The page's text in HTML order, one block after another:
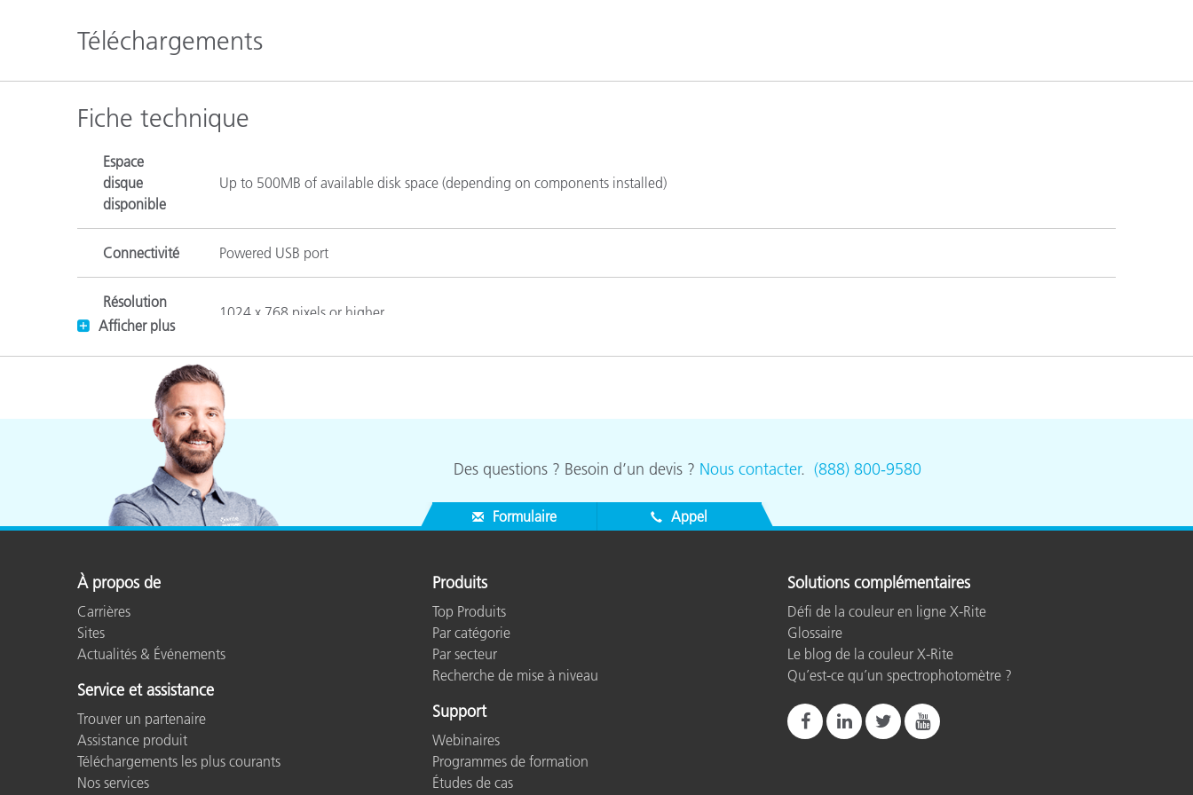
Téléchargements
Fiche technique
Espace
disque
disponible
Up to 500MB of available disk space (depending on components installed)
Connectivité Powered USB port
Résolution
d'affichage
1024 x 768 pixels or higher
Connexion
High-speed internet connection required for software install, download and automatic software update
prises en
charge
Chinese (Simplified), English, French, German, Italian, Japanese, Korean, Portuguese, Russian, Spanish
Processeur
Mac: Intel® Core 2 Duo CPU or better CPU
Registration
Product registration is required to receive X-Rite technical support during the warranty period. Registration can occur directly through the software,
on our website, or via phone. Users are encouraged to register their product within the first 30 days of use.
Afficher plus
Des questions ? Besoin d’un devis ? Nous contacter. (888) 800-9580
Formulaire Appel
À propos de
Carrières
Sites
Actualités & Événements
Service et assistance
Trouver un partenaire
Assistance produit
Téléchargements les plus courants
Nos services
Produits
Top Produits
Par catégorie
Par secteur
Recherche de mise à niveau
Support
Webinaires
Programmes de formation
Études de cas
Solutions complémentaires
Défi de la couleur en ligne X-Rite
Glossaire
Le blog de la couleur X-Rite
Qu’est-ce qu’un spectrophotomètre ?